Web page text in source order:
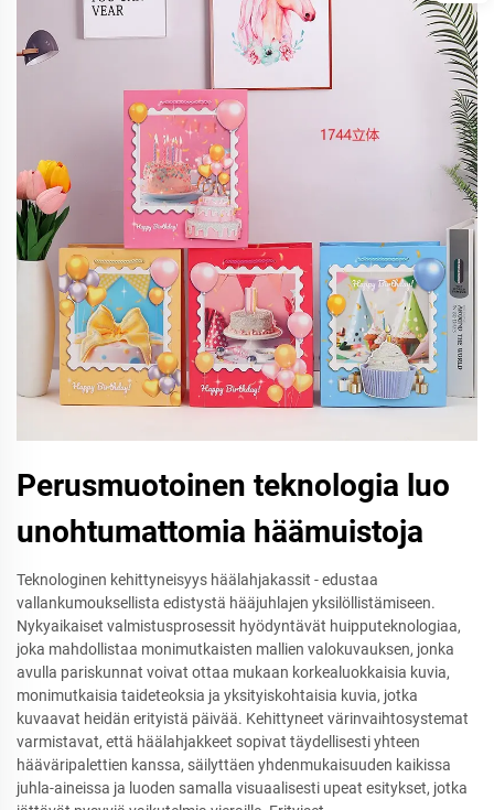
Perusmuotoinen teknologia luo
unohtumattomia häämuistoja
Teknologinen kehittyneisyys häälahjakassit - edustaa
vallankumouksellista edistystä hääjuhlajen yksilöllistämiseen.
Nykyaikaiset valmistusprosessit hyödyntävät huipputeknologiaa,
joka mahdollistaa monimutkaisten mallien valokuvauksen, jonka
avulla pariskunnat voivat ottaa mukaan korkealuokkaisia kuvia,
monimutkaisia taideteoksia ja yksityiskohtaisia kuvia, jotka
kuvaavat heidän erityistä päivää. Kehittyneet värinvaihtosystemat
varmistavat, että häälahjakkeet sopivat täydellisesti yhteen
hääväripalettien kanssa, säilyttäen yhdenmukaisuuden kaikissa
juhla-aineissa ja luoden samalla visuaalisesti upeat esitykset, jotka